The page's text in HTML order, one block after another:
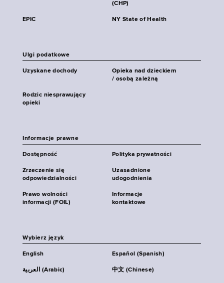
(CHP)
EPIC NY State of Health
Ulgi podatkowe
Uzyskane dochody
Opieka nad dzieckiem
/ osobą zależną
Rodzic niesprawujący
opieki
Informacje prawne
Dostępność Polityka prywatności
Zrzeczenie się
odpowiedzialności
Uzasadnione
udogodnienia
Prawo wolności
informacji (FOIL)
Informacje
kontaktowe
Wybierz język
English Español (Spanish)
العربية (Arabic) 中文 (Chinese)